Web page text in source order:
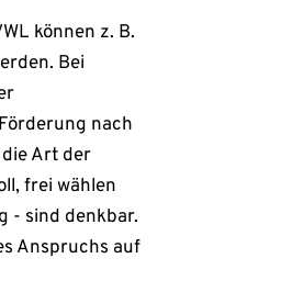
können z. B.
Bei
nach
Art der
frei wählen
- sind denkbar.
Anspruchs auf